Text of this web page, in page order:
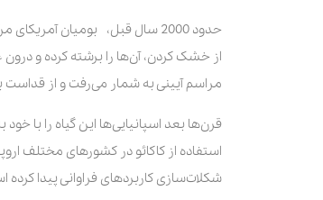
حدود 2000 سال قبل، بومیان
از خشک کردن، آن‌ها را برشته کرده و
مراسم آیینی به شمار می‌رفت و از قداست
قرن‌ها بعد اسپانیایی‌ها این گیاه را با
استفاده از کاکائو در کشورهای مختلف
شکلات‌سازی کاربردهای فراوانی پیدا